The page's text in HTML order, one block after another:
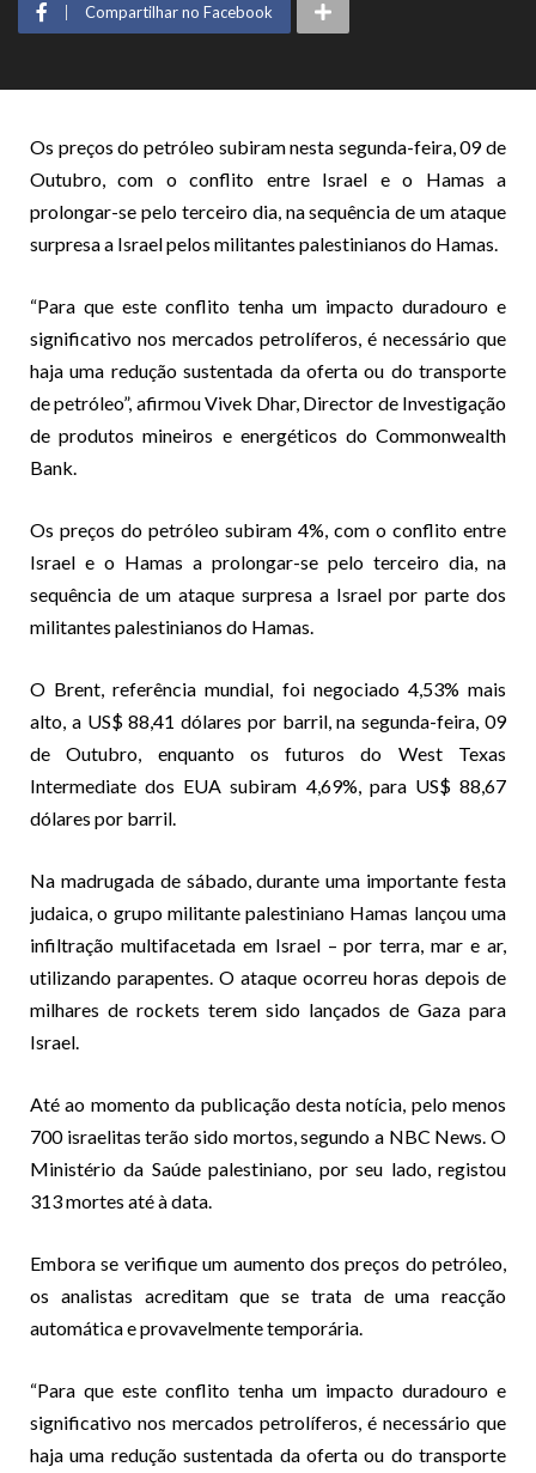
Compartilhar no Facebook
Os preços do petróleo subiram nesta segunda-feira, 09 de
Outubro, com o conflito entre Israel e o Hamas a
prolongar-se pelo terceiro dia, na sequência de um ataque
surpresa a Israel pelos militantes palestinianos do Hamas.
“Para que este conflito tenha um impacto duradouro e
significativo nos mercados petrolíferos, é necessário que
haja uma redução sustentada da oferta ou do transporte
de petróleo”, afirmou Vivek Dhar, Director de Investigação
de produtos mineiros e energéticos do Commonwealth
Bank.
Os preços do petróleo subiram 4%, com o conflito entre
Israel e o Hamas a prolongar-se pelo terceiro dia, na
sequência de um ataque surpresa a Israel por parte dos
militantes palestinianos do Hamas.
O Brent, referência mundial, foi negociado 4,53% mais
alto, a US$ 88,41 dólares por barril, na segunda-feira, 09
de Outubro, enquanto os futuros do West Texas
Intermediate dos EUA subiram 4,69%, para US$ 88,67
dólares por barril.
Na madrugada de sábado, durante uma importante festa
judaica, o grupo militante palestiniano Hamas lançou uma
infiltração multifacetada em Israel – por terra, mar e ar,
utilizando parapentes. O ataque ocorreu horas depois de
milhares de rockets terem sido lançados de Gaza para
Israel.
Até ao momento da publicação desta notícia, pelo menos
700 israelitas terão sido mortos, segundo a NBC News. O
Ministério da Saúde palestiniano, por seu lado, registou
313 mortes até à data.
Embora se verifique um aumento dos preços do petróleo,
os analistas acreditam que se trata de uma reacção
automática e provavelmente temporária.
“Para que este conflito tenha um impacto duradouro e
significativo nos mercados petrolíferos, é necessário que
haja uma redução sustentada da oferta ou do transporte